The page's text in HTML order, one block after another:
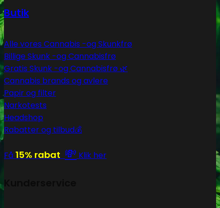
Butik
Alle vores Cannabis -og Skunkfrø
Billige Skunk -og Cannabisfrø
Gratis Skunk -og Cannabisfrø 🌿
Cannabis brands og avlere
Papir og filter
Narkotests
Headshop
Rabatter og tilbud💰
Få 15% rabat 💸 Klik her